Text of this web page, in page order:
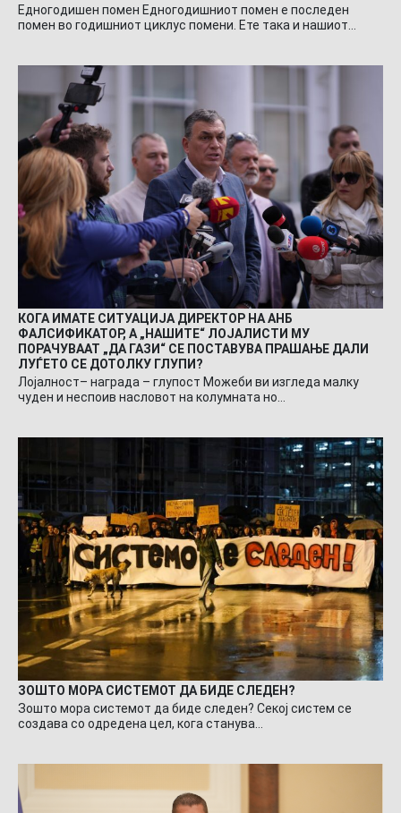
Едногодишен помен Едногодишниот помен е последен
помен во годишниот циклус помени. Ете така и нашиот…
КОГА ИМАТЕ СИТУАЦИЈА ДИРЕКТОР НА АНБ
ФАЛСИФИКАТОР, А „НАШИТЕ“ ЛОЈАЛИСТИ МУ
ПОРАЧУВААТ „ДА ГАЗИ“ СЕ ПОСТАВУВА ПРАШАЊЕ ДАЛИ
ЛУЃЕТО СЕ ДОТОЛКУ ГЛУПИ?
Лојалност– награда – глупост Можеби ви изгледа малку
чуден и неспоив насловот на колумната но…
ЗОШТО МОРА СИСТЕМОТ ДА БИДЕ СЛЕДЕН?
Зошто мора системот да биде следен? Секој систем се
создава со одредена цел, кога станува…